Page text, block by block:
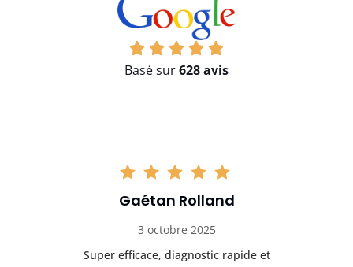
Basé sur628 avis
Gaétan Rolland
3 octobre 2025
Super efficace, diagnostic rapide et